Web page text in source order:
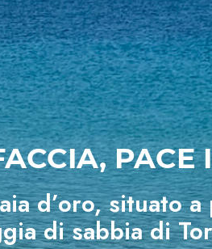
PACE
d’oro, situato
di sabbia di